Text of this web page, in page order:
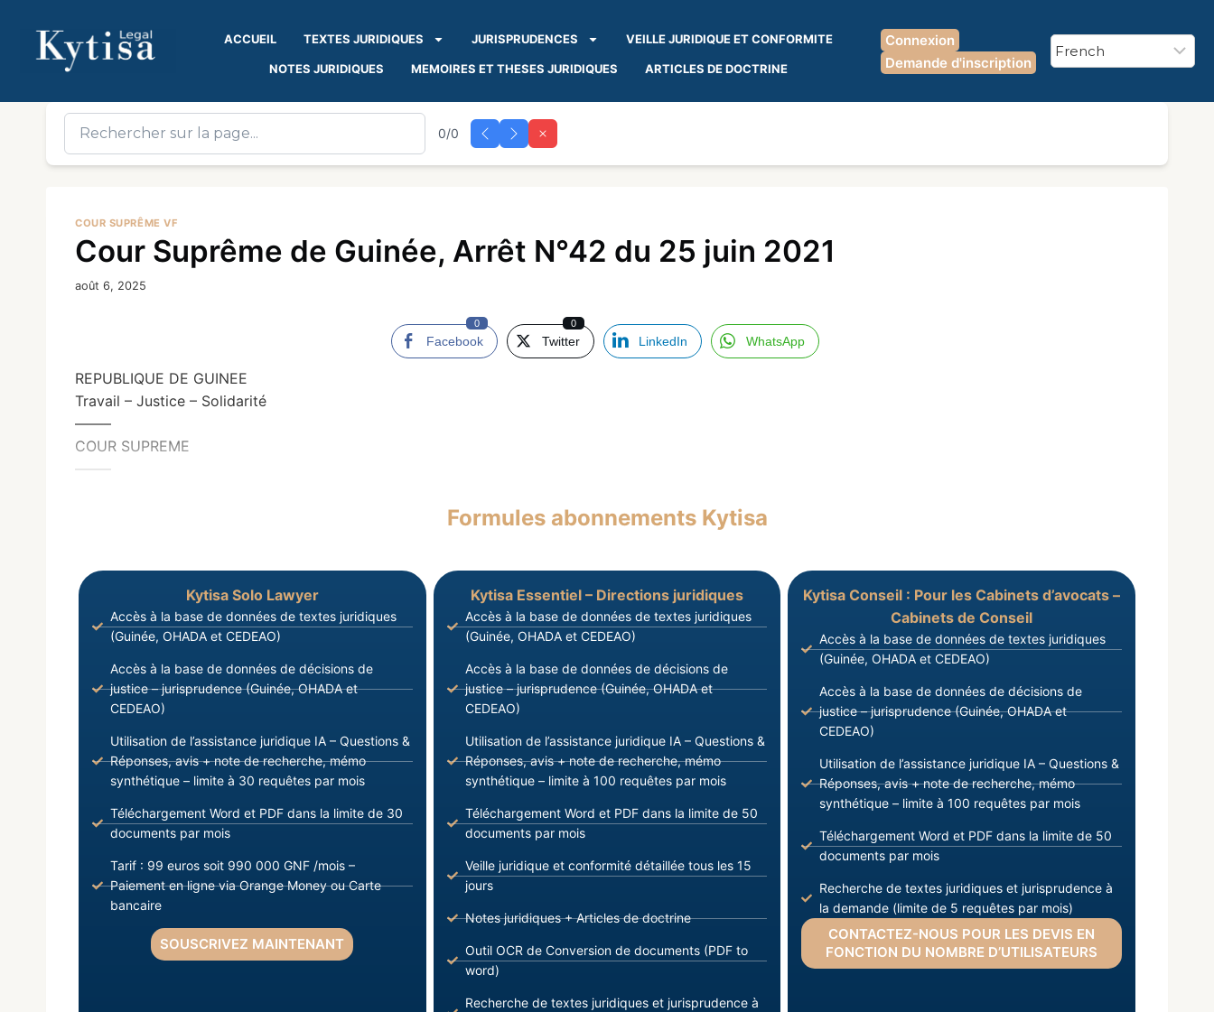
ACCUEIL TEXTES JURIDIQUES JURISPRUDENCES VEILLE JURIDIQUE ET CONFORMITE
NOTES JURIDIQUES MEMOIRES ET THESES JURIDIQUES ARTICLES DE DOCTRINE
Connexion
Demande d'inscription
0/0
COUR SUPRÊME VF
Cour Suprême de Guinée, Arrêt N°42 du 25 juin 2021
août 6, 2025
Facebook
0
Twitter
0
LinkedIn WhatsApp
REPUBLIQUE DE GUINEE
Travail – Justice – Solidarité
——–
COUR SUPREME
Formules abonnements Kytisa
Kytisa Solo Lawyer
Accès à la base de données de textes juridiques
(Guinée, OHADA et CEDEAO)
Accès à la base de données de décisions de
justice – jurisprudence (Guinée, OHADA et
CEDEAO)
Utilisation de l’assistance juridique IA – Questions &
Réponses, avis + note de recherche, mémo
synthétique – limite à 30 requêtes par mois
Téléchargement Word et PDF dans la limite de 30
documents par mois
Tarif : 99 euros soit 990 000 GNF /mois –
Paiement en ligne via Orange Money ou Carte
bancaire
SOUSCRIVEZ MAINTENANT
Kytisa Essentiel – Directions juridiques
Accès à la base de données de textes juridiques
(Guinée, OHADA et CEDEAO)
Accès à la base de données de décisions de
justice – jurisprudence (Guinée, OHADA et
CEDEAO)
Utilisation de l’assistance juridique IA – Questions &
Réponses, avis + note de recherche, mémo
synthétique – limite à 100 requêtes par mois
Téléchargement Word et PDF dans la limite de 50
documents par mois
Veille juridique et conformité détaillée tous les 15
jours
Notes juridiques + Articles de doctrine
Outil OCR de Conversion de documents (PDF to
word)
Recherche de textes juridiques et jurisprudence à
Kytisa Conseil : Pour les Cabinets d’avocats –
Cabinets de Conseil
Accès à la base de données de textes juridiques
(Guinée, OHADA et CEDEAO)
Accès à la base de données de décisions de
justice – jurisprudence (Guinée, OHADA et
CEDEAO)
Utilisation de l’assistance juridique IA – Questions &
Réponses, avis + note de recherche, mémo
synthétique – limite à 100 requêtes par mois
Téléchargement Word et PDF dans la limite de 50
documents par mois
Recherche de textes juridiques et jurisprudence à
la demande (limite de 5 requêtes par mois)
CONTACTEZ-NOUS POUR LES DEVIS EN
FONCTION DU NOMBRE D’UTILISATEURS